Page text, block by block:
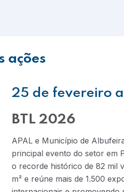
ações
25 de fevereiro
BTL 2026
APAL e Município de
principal evento do setor em
o recorde histórico de 82 mil
m² e reúne mais de 1.500